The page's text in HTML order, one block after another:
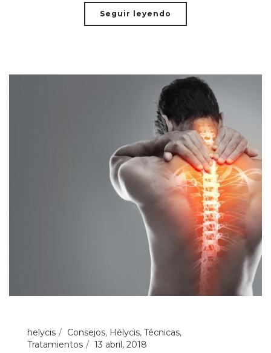
Seguir leyendo
helycis Consejos, Hélycis, Técnicas,
Tratamientos
13 abril, 2018